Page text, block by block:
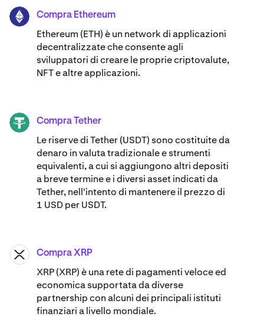
ETH Compra Ethereum
Ethereum (ETH) è un network di applicazioni
decentralizzate che consente agli
sviluppatori di creare le proprie criptovalute,
NFT e altre applicazioni.
USDT Compra Tether
Le riserve di Tether (USDT) sono costituite da
denaro in valuta tradizionale e strumenti
equivalenti, a cui si aggiungono altri depositi
a breve termine e i diversi asset indicati da
Tether, nell'intento di mantenere il prezzo di
1 USD per USDT.
XRP Compra XRP
XRP (XRP) è una rete di pagamenti veloce ed
economica supportata da diverse
partnership con alcuni dei principali istituti
finanziari a livello mondiale.